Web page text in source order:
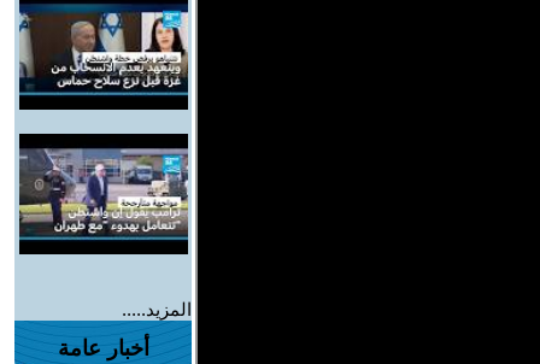
المزيد.....
أخبار عامة